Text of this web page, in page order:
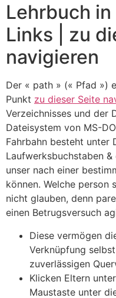
Lehrbuch
Links | zu
navigieren
Der « path » (« Pfad »)
Punkt zu dieser Seite
Verzeichnisses und der
Dateisystem von MS-
Fahrbahn besteht unter
Laufwerksbuchstaben
unser nach einer
können. Welche person
nicht glauben, denn
einen Betrugsversuch
Diese vermögen
Verknüpfung
zuverlässigen
Klicken Eltern
Maustaste unter